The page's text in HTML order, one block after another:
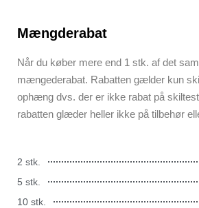
Mængderabat
Når du køber mere end 1 stk. af det
mængederabat. Rabatten gælder kun
ophæng dvs. der er ikke rabat på
rabatten glæder heller ikke på tilbehør
2 stk.
5 stk.
10 stk.